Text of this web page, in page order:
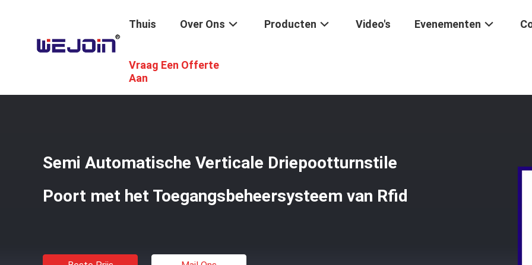
Thuis Over Ons Producten Video's Evenementen
Vraag Een Offerte
Aan
Statief Tourniquet Gate
Semi Automatische Verticale Driepootturnstile
Poort met het Toegangsbeheersysteem van Rfid